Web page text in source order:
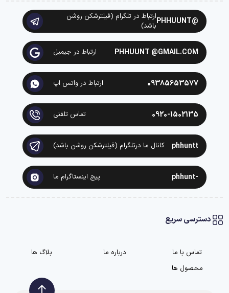
@PHHUUNT
ارتباط در تلگرام (فیلترشکن روشن
باشد)
PHHUUNT @GMAIL.COM ارتباط در جیمیل
09385653577 ارتباط در واتس اپ
0920-1502135 تماس تلفنی
phhuntt کانال ما درتلگرام (فیلترشکن روشن باشد)
-phhunt پیج اینستاگرام ما
دسترسی سریع
تماس با ما درباره ما
بلاگ ها
محصول ها